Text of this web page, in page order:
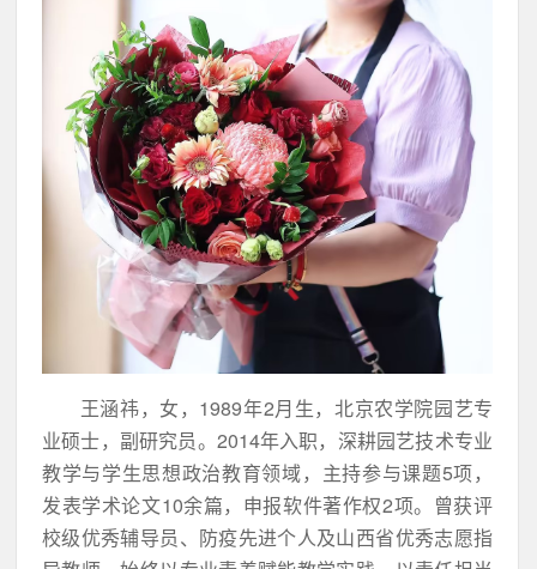
王涵祎，女，1989年2月生，北京农学院园艺专
业硕士，副研究员。2014年入职，深耕园艺技术专业
教学与学生思想政治教育领域，主持参与课题5项，
发表学术论文10余篇，申报软件著作权2项。曾获评
校级优秀辅导员、防疫先进个人及山西省优秀志愿指